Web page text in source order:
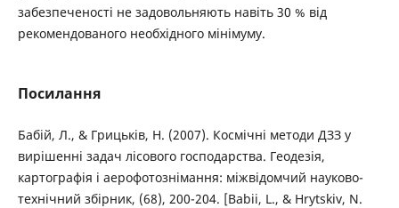
забезпеченості не задовольняють навіть 30 % від
рекомендованого необхідного мінімуму.
Посилання
Бабій, Л., & Грицьків, Н. (2007). Космічні методи ДЗЗ у
вирішенні задач лісового господарства. Геодезія,
картографія і аерофотознімання: міжвідомчий науково-
технічний збірник, (68), 200-204. [Babii, L., & Hrytskiv, N.